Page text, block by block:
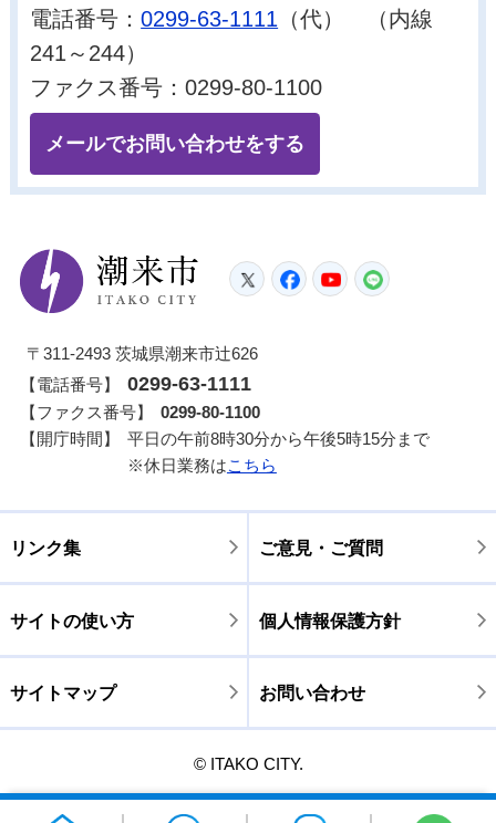
電話番号：0299-63-1111 （代） （内線
241～244）
ファクス番号：0299-80-1100
メールでお問い合わせをする
潮来市
TwitterFacebook
YouTube
〒311-2493 茨城県潮来市辻626
【電話番号】
0299-63-1111
【ファクス番号】
0299-80-1100
【開庁時間】
平日の午前8時30分から午後5時15分まで
※休日業務はこちら
リンク集 ご意見・ご質問
サイトの使い方 個人情報保護方針
サイトマップ お問い合わせ
© ITAKO CITY.